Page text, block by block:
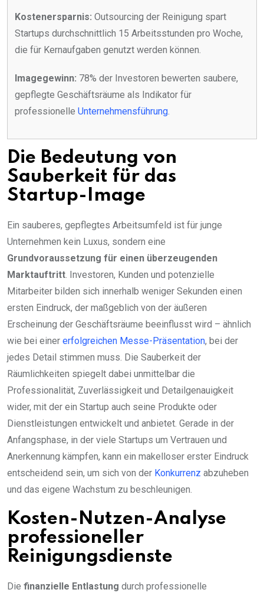
Kostenersparnis: Outsourcing der Reinigung spart
Startups durchschnittlich 15 Arbeitsstunden pro Woche,
die für Kernaufgaben genutzt werden können.
Imagegewinn: 78% der Investoren bewerten saubere,
gepflegte Geschäftsräume als Indikator für
professionelle Unternehmensführung.
Die Bedeutung von
Sauberkeit für das
Startup-Image
Ein sauberes, gepflegtes Arbeitsumfeld ist für junge
Unternehmen kein Luxus, sondern eine
Grundvoraussetzung für einen überzeugenden
Marktauftritt. Investoren, Kunden und potenzielle
Mitarbeiter bilden sich innerhalb weniger Sekunden einen
ersten Eindruck, der maßgeblich von der äußeren
Erscheinung der Geschäftsräume beeinflusst wird – ähnlich
wie bei einer erfolgreichen Messe-Präsentation, bei der
jedes Detail stimmen muss. Die Sauberkeit der
Räumlichkeiten spiegelt dabei unmittelbar die
Professionalität, Zuverlässigkeit und Detailgenauigkeit
wider, mit der ein Startup auch seine Produkte oder
Dienstleistungen entwickelt und anbietet. Gerade in der
Anfangsphase, in der viele Startups um Vertrauen und
Anerkennung kämpfen, kann ein makelloser erster Eindruck
entscheidend sein, um sich von der Konkurrenz abzuheben
und das eigene Wachstum zu beschleunigen.
Kosten-Nutzen-Analyse
professioneller
Reinigungsdienste
Die finanzielle Entlastung durch professionelle